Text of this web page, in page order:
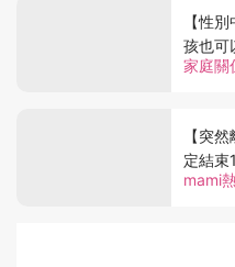
家庭關
【性
孩也可
出5種
mami
【突
定結束
反戥老